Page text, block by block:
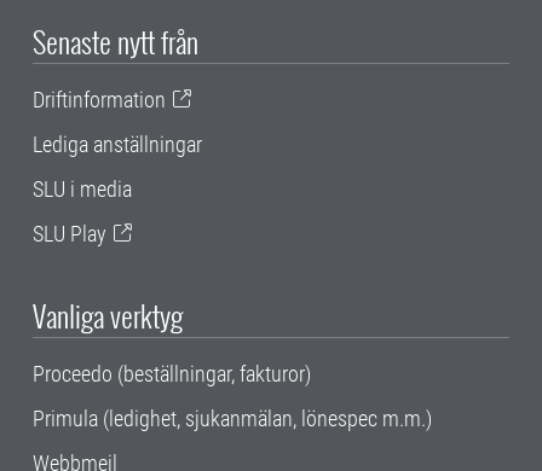
Senaste nytt från
Driftinformation
Lediga anställningar
SLU i media
SLU Play
Vanliga verktyg
Proceedo (beställningar, fakturor)
Primula (ledighet, sjukanmälan, lönespec m.m.)
Webbmejl